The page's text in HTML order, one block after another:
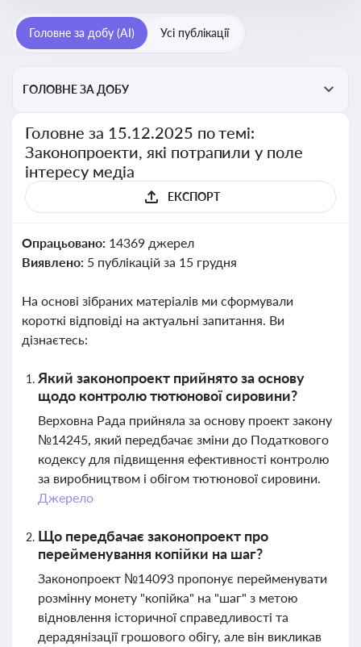
прийняття цих проектів пишуть в медіа. Які проекти
викликають найбільше критики
Головне за добу (AI) Усі публікації
ГОЛОВНЕ ЗА ДОБУ
Головне за 15.12.2025 по темі:
Законопроекти, які потрапили у поле
інтересу медіа
ЕКСПОРТ
Опрацьовано: 14369 джерел
Виявлено: 5 публікацій за 15 грудня
На основі зібраних матеріалів ми сформували
короткі відповіді на актуальні запитання. Ви
дізнаєтесь:
Який законопроект прийнято за основу
щодо контролю тютюнової сировини?
Верховна Рада прийняла за основу проект закону
№14245, який передбачає зміни до Податкового
кодексу для підвищення ефективності контролю
за виробництвом і обігом тютюнової сировини.
Джерело
Що передбачає законопроект про
перейменування копійки на шаг?
Законопроект №14093 пропонує перейменувати
розмінну монету "копійка" на "шаг" з метою
відновлення історичної справедливості та
дерадянізації грошового обігу, але він викликав